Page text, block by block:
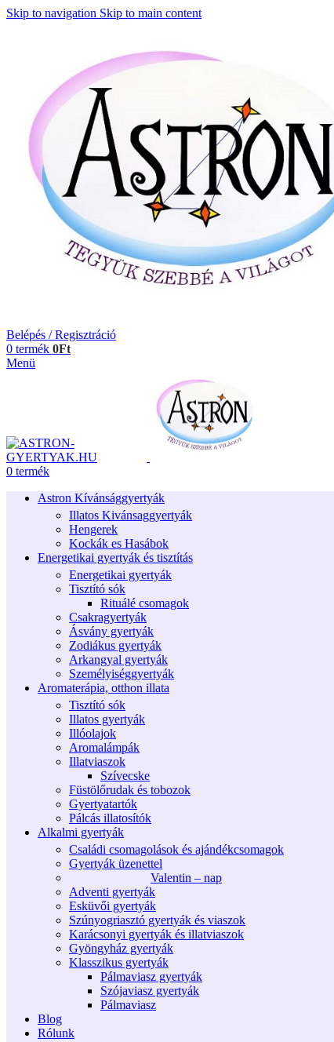
Skip to navigation Skip to main content
Belépés / Regisztráció
0 termék 0Ft
Menü
0 termék
Astron Kívánsággyertyák
Illatos Kivánsaggyertyák
Hengerek
Kockák es Hasábok
Energetikai gyertyák és tisztítás
Energetikai gyertyák
Tisztító sók
Rituálé csomagok
Csakragyertyák
Ásvány gyertyák
Zodiákus gyertyák
Arkangyal gyertyák
Személyiséggyertyák
Aromaterápia, otthon illata
Tisztító sók
Illatos gyertyák
Illóolajok
Aromalámpák
Illatviaszok
Szívecske
Füstölőrudak és tobozok
Gyertyatartók
Pálcás illatosítók
Alkalmi gyertyák
Családi csomagolások és ajándékcsomagok
Gyertyák üzenettel
Valentin – nap
Adventi gyertyák
Esküvői gyertyák
Szúnyogriasztó gyertyák és viaszok
Karácsonyi gyertyák és illatviaszok
Gyöngyház gyertyák
Klasszikus gyertyák
Pálmaviasz gyertyák
Szójaviasz gyertyák
Pálmaviasz
Blog
Rólunk